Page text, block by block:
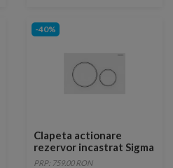
-40%
Clapeta actionare
rezervor incastrat Sigma
20 Alb Mat
PRP: 759.00 RON